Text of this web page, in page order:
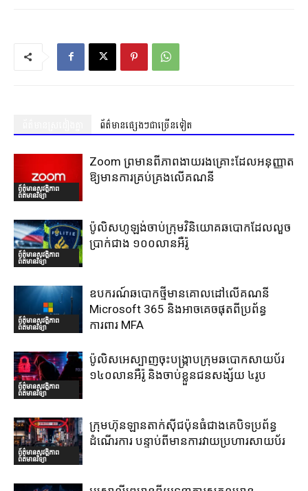
ព័ត៌មានផ្សេងៗជាច្រើនទៀត
ព័ត៌មានសុវត្ថិភាព
ព័ត៌មានវិទ្យា
Zoom ព្រមានពីភាពងាយរងគ្រោះដែលអនុញ្ញាត
ឱ្យមានការគ្រប់គ្រងលើគណនី
ព័ត៌មានសុវត្ថិភាព
ព័ត៌មានវិទ្យា
ប៉ូលិសហូឡង់ចាប់ក្រុមវិនិយោគឆបោកដែលលួច
ប្រាក់ជាង ១០០លានអឺរ៉ូ
ព័ត៌មានសុវត្ថិភាព
ព័ត៌មានវិទ្យា
ឧបករណ៍ឆបោកថ្មីមានគោលដៅលើគណនី
Microsoft 365 និងអាចគេចផុតពីប្រព័ន្ធ
ការពារ MFA
ព័ត៌មានសុវត្ថិភាព
ព័ត៌មានវិទ្យា
ប៉ូលិសអេស្បាញចុះបង្រ្កាបក្រុមឆបោកសាយប័រ
១៤០លានអឺរ៉ូ និងចាប់ខ្លួនជនសង្ស័យ ៤រូប
ព័ត៌មានសុវត្ថិភាព
ព័ត៌មានវិទ្យា
ក្រុមហ៊ុនឡានតាក់ស៊ីជប៉ុនធំជាងគេបិទប្រព័ន្ធ
ដំណើរការ បន្ទាប់ពីមានការវាយប្រហារសាយប័រ